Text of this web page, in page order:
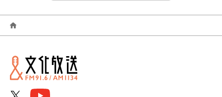
2026年06月
2025年09月
2025年07月